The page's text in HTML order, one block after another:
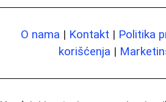
O nama | Kontakt | Politika
korišćenja |